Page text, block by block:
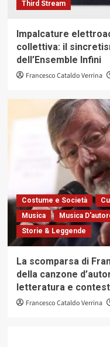
Third Stream
Impalcature
collettiva: il
dell’Ensemble Infini
Francesco Cataldo Verrina
Costume e Società
Musica
Musica
Storie & Leggende
La scomparsa di
della canzone
letteratura e
Francesco Cataldo Verrina